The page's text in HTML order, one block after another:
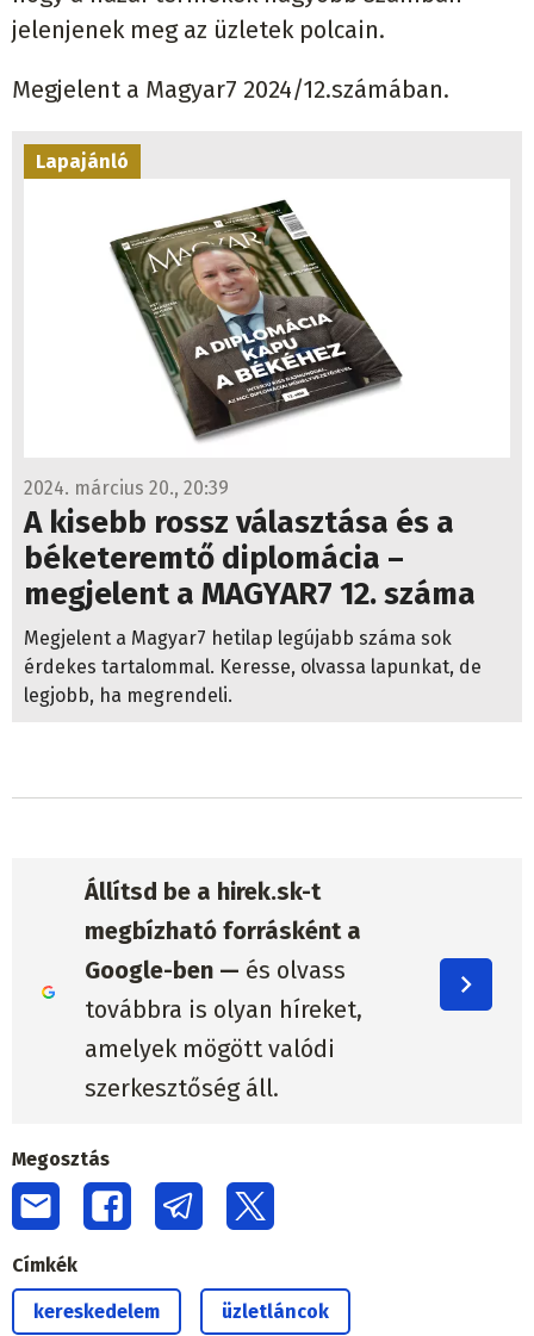
jelenjenek meg az üzletek polcain.
Megjelent a Magyar7 2024/12.számában.
Lapajánló
2024. március 20., 20:39
A kisebb rossz választása és a
béketeremtő diplomácia –
megjelent a MAGYAR7 12. száma
Megjelent a Magyar7 hetilap legújabb száma sok
érdekes tartalommal. Keresse, olvassa lapunkat, de
legjobb, ha megrendeli.
Állítsd be a hirek.sk-t
megbízható forrásként a
Google-ben — és olvass
továbbra is olyan híreket,
amelyek mögött valódi
szerkesztőség áll.
Megosztás
Címkék
kereskedelem üzletláncok